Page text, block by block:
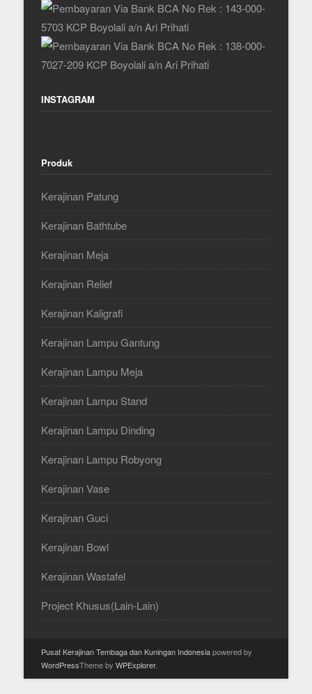
No Rek : 143-000-
5703 KCP Boyolali a/n Ari Prihati
No Rek : 138-000-
7027-209 KCP Boyolali a/n Ari Prihati
INSTAGRAM
Produk
Kerajinan Patung
Kerajinan Bathtube
Kerajinan Meja
Kerajinan Relief
Kerajinan Kaligrafi
Kerajinan Lampu Gantung
Kerajinan Lampu Meja
Kerajinan Lampu Stand
Kerajinan Lampu Dinding
Kerajinan Lampu Robyong
Kerajinan Vase
Kerajinan Guci
Kerajinan Bowl
Kerajinan Wastafel
Project Khusus(Lain-Lain)
Pusat Kerajinan Tembaga dan Kuningan Indonesiapowered by
WordPressTheme by WPExplorer.